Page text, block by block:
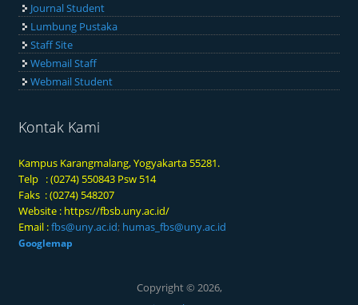
Journal Student
Lumbung Pustaka
Staff Site
Webmail Staff
Webmail Student
Kontak Kami
Kampus Karangmalang, Yogyakarta 55281.
Telp : (0274) 550843 Psw 514
Faks : (0274) 548207
Website : https://fbsb.uny.ac.id/
Email :fbs@uny.ac.id; humas_fbs@uny.ac.id
Googlemap
Copyright © 2026,